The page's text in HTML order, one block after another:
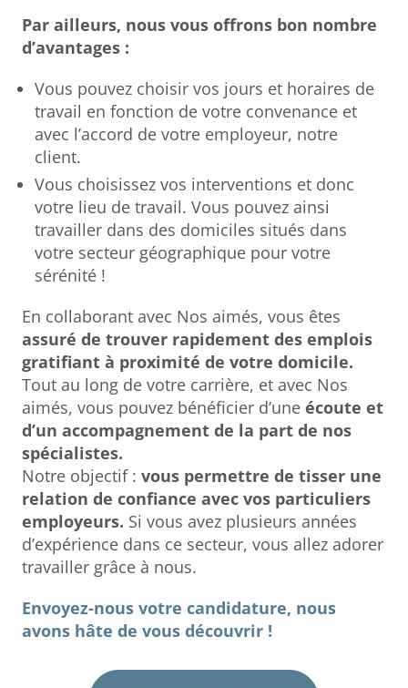
Par ailleurs, nous vous offrons bon nombre
d’avantages :
Vous pouvez choisir vos jours et horaires de
travail en fonction de votre convenance et
avec l’accord de votre employeur, notre
client.
Vous choisissez vos interventions et donc
votre lieu de travail. Vous pouvez ainsi
travailler dans des domiciles situés dans
votre secteur géographique pour votre
sérénité !
En collaborant avec Nos aimés, vous êtes
assuré de trouver rapidement des emplois
gratifiant à proximité de votre domicile.
Tout au long de votre carrière, et avec Nos
aimés, vous pouvez bénéficier d’une écoute et
d’un accompagnement de la part de nos
spécialistes.
Notre objectif : vous permettre de tisser une
relation de confiance avec vos particuliers
employeurs. Si vous avez plusieurs années
d’expérience dans ce secteur, vous allez adorer
travailler grâce à nous.
Envoyez-nous votre candidature, nous
avons hâte de vous découvrir !